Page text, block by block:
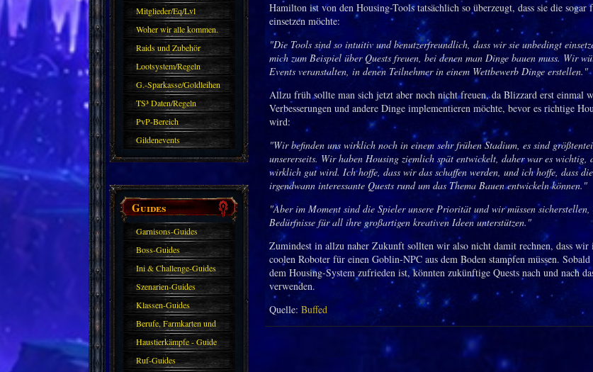
Mitglieder/Eq/Lvl
Woher wir alle kommen.
Raids und Zubehör
Lootsystem/Regeln
G.-Sparkasse/Goldleihen
TS³ Daten/Regeln
PvP-Bereich
Gildenevents
Guides
Garnisons-Guides
Boss-Guides
Ini & Challenge-Guides
Szenarien-Guides
Klassen-Guides
Berufe, Farmkarten und
Haustiere
Haustierkämpfe - Guide
Ruf-Guides
Hamilton ist von den Housing-Tools tatsächlich so überzeugt, dass sie die sogar
einsetzen möchte:
"Die Tools sind so intuitiv und benutzerfreundlich, dass wir sie unbedingt
mich zum Beispiel über Quests freuen, bei denen man Dinge bauen muss. Wir
Events veranstalten, in denen Teilnehmer in einem Wettbewerb Dinge erstellen. "
Allzu früh sollte man sich jetzt aber noch nicht freuen, da Blizzard erst einmal
Verbesserungen und andere Dinge implementieren möchte, bevor es richtige
wird:
"Wir befinden uns wirklich noch in einem sehr frühen Stadium, es sind
unsererseits. Wir haben Housing ziemlich spät entwickelt, daher war es wichtig,
wirklich gut wird. Ich hoffe, dass wir das schaffen werden, und ich hoffe, dass
irgendwann interessante Quests rund um das Thema Bauen entwickeln können."
"Aber im Moment sind die Spieler unsere Priorität und wir müssen
Bedürfnisse für all ihre großartigen kreativen Ideen unterstützen."
Zumindest in allzu naher Zukunft sollten wir also nicht damit rechnen, dass wir
coolen Roboter für einen Goblin-NPC aus dem Boden stampfen müssen.
dem Housing-System zufrieden ist, könnten zukünftige Quests nach und nach
verwenden.
Quelle: Buffed